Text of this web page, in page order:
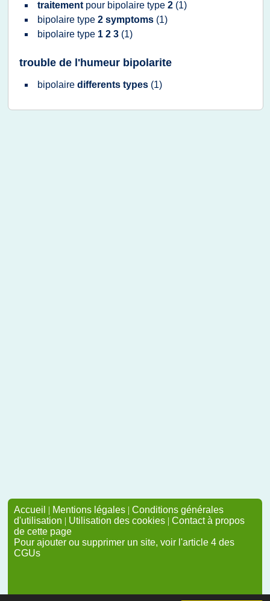
traitement pour bipolaire type 2 (1)
bipolaire type 2 symptoms (1)
bipolaire type 1 2 3 (1)
trouble de l'humeur bipolarite
bipolaire differents types (1)
Accueil | Mentions légales | Conditions générales
d'utilisation | Utilisation des cookies | Contact à propos
de cette page
Pour ajouter ou supprimer un site, voir l'article 4 des
CGUs